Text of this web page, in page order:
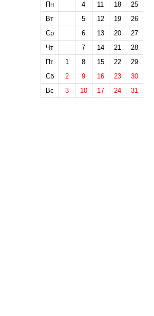
Пн
4 11 18
25
Вт
5 12 19
26
Ср
6 13 20
27
Чт
7 14 21
28
Пт
1 8 15 22
29
Сб
2 9 16 23
30
Вс
3 10 17 24 31